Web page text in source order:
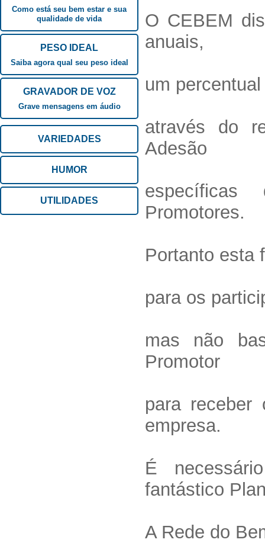
Como está seu bem estar e sua
qualidade de vida
PESO IDEAL
Saiba agora qual seu peso ideal
GRAVADOR DE VOZ
Grave mensagens em áudio
VARIEDADES
HUMOR
UTILIDADES
O CEBEM
anuais,
um
através do
Adesão
Promotores.
Portanto esta
para os
mas não
Promotor
para
empresa.
É
fantástico
A Rede do